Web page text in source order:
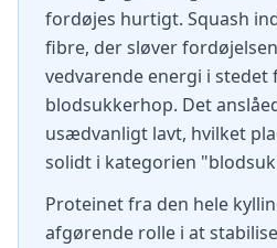
fordøjes hurtigt. Squash
fibre, der sløver
vedvarende energi i stedet
blodsukkerhop. Det
usædvanligt lavt, hvilket
solidt i kategorien
Proteinet fra den hele
afgørende rolle i at